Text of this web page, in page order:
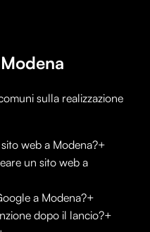
Modena
sulla realizzazione
web a Modena?+
un sito web a
a Modena?+
dopo il lancio?+